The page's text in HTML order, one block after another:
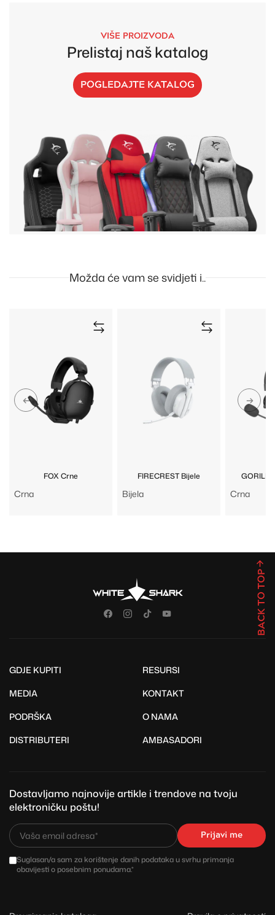
VIŠE PROIZVODA
Prelistaj naš katalog
POGLEDAJTE KATALOG
Možda će vam se svidjeti i..
FOX Crne
Crna
FIRECREST Bijele
Bijela Crna
GDJE KUPITI
RESURSI
MEDIA
KONTAKT
PODRŠKA
O NAMA
DISTRIBUTERI
AMBASADORI
Dostavljamo najnovije artikle i trendove na tvoju
elektroničku poštu!
Prijavi me
Suglasan/a sam za korištenje danih podataka u svrhu primanja
obavijesti o posebnim ponudama.*
BACK TO TOP